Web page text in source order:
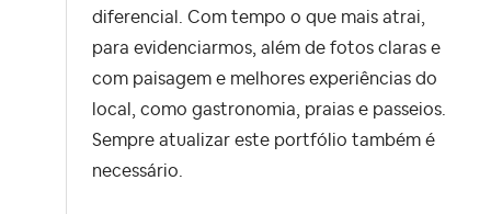
diferencial. Com tempo o que mais atrai,
para evidenciarmos, além de fotos claras e
com paisagem e melhores experiências do
local, como gastronomia, praias e passeios.
Sempre atualizar este portfólio também é
necessário.